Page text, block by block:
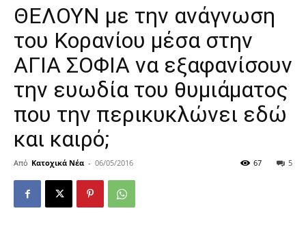
ΘΕΛΟΥΝ με την ανάγνωση
του Κορανίου μέσα στην
ΑΓΙΑ ΣΟΦΙΑ να εξαφανίσουν
την ευωδία του θυμιάματος
που την περικυκλώνει εδώ
και καιρό;
Από Κατοχικά Νέα - 06/05/2016 5
67